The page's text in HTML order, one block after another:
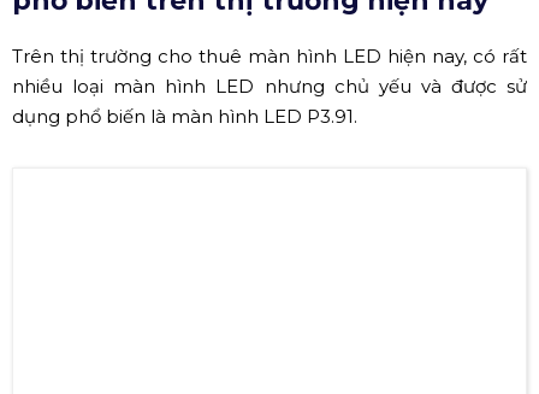
đặc trưng: DJ show, dancing, Fashion… thì bắt buộc phải
dựng Visualize và có người phụ trách điều khiển trực tiếp
để đảm bảo hiệu ứng cảm xúc cao nhất.
✅ Màn hình LED cho thuê sử dụng